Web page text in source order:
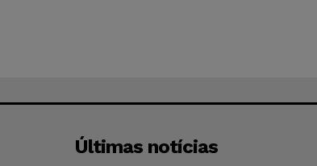
Últimas notícias